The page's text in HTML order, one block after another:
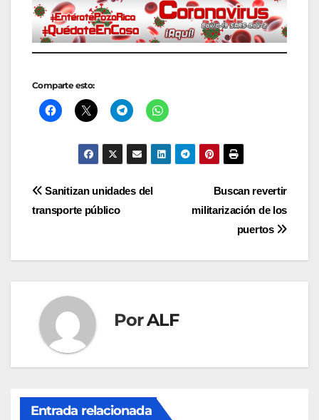
Comparte esto:
Navegación
de
entradas
Buscan revertir
militarización de los
puertos
Sanitizan unidades del
transporte público
PorALF
Entrada relacionada